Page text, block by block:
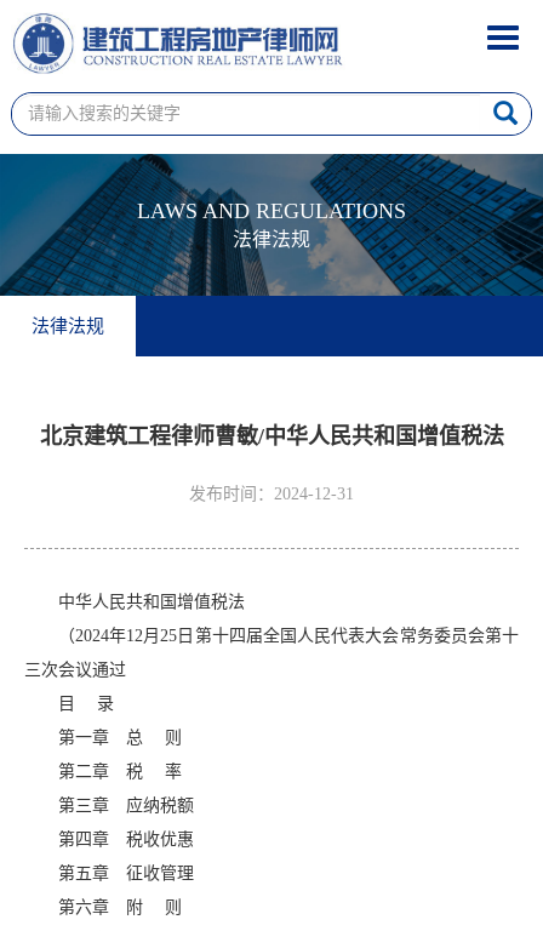
LAWS AND REGULATIONS
法律法规
法律法规
北京建筑工程律师曹敏/中华人民共和国增值税法
发布时间：2024-12-31
中华人民共和国增值税法
（2024年12月25日第十四届全国人民代表大会常务委员会第十
三次会议通过
目 录
第一章 总 则
第二章 税 率
第三章 应纳税额
第四章 税收优惠
第五章 征收管理
第六章 附 则